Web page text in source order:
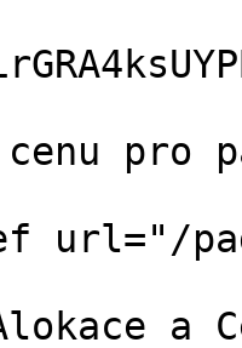
pro
url="/
a